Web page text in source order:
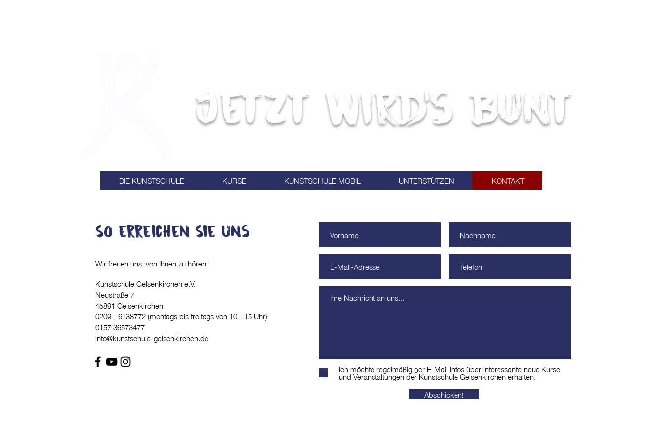
Jetzt wird's bunt
DIE KUNSTSCHULE KURSE KUNSTSCHULE MOBIL UNTERSTÜTZEN KONTAKT
Kunstschule Gelsenkirchen e.V.
Neustraße 7
45891 Gelsenkirchen
0209 - 6138772 (montags bis freitags von 10 - 15 Uhr)
0157 36573477
info@kunstschule-gelsenkirchen.de
Wir freuen uns, von Ihnen zu hören!
So erreichen Sie uns
Ich möchte regelmäßig per E-Mail Infos über interessante neue Kurse
und Veranstaltungen der Kunstschule Gelsenkirchen erhalten.
Abschicken!